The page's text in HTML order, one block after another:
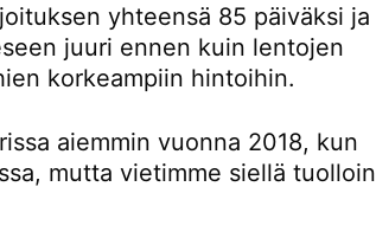
yhteensä 85 päiväksi ja
juuri ennen kuin lentojen
korkeampiin hintoihin.
aiemmin vuonna 2018, kun
mutta vietimme siellä tuolloin